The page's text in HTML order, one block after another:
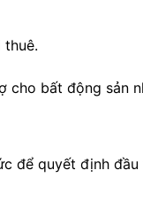
thuê.
cho bất động sản
để quyết định